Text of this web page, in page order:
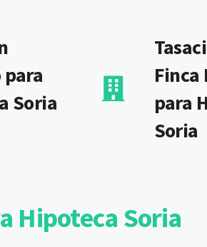
Soria
Finca
para
Soria
Hipoteca Soria